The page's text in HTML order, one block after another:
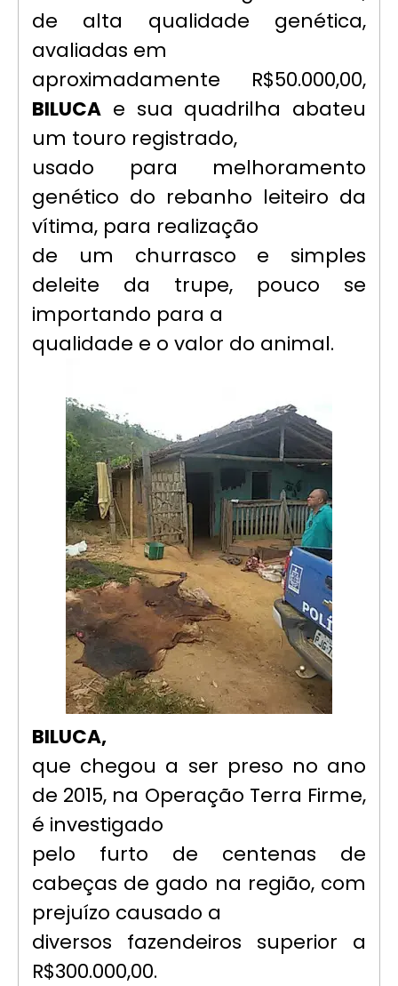
de alta qualidade genética,
avaliadas em
aproximadamente R$50.000,00,
BILUCA e sua quadrilha abateu
um touro registrado,
usado para melhoramento
genético do rebanho leiteiro da
vítima, para realização
de um churrasco e simples
deleite da trupe, pouco se
importando para a
qualidade e o valor do animal.
BILUCA,
que chegou a ser preso no ano
de 2015, na Operação Terra Firme,
é investigado
pelo furto de centenas de
cabeças de gado na região, com
prejuízo causado a
diversos fazendeiros superior a
R$300.000,00.